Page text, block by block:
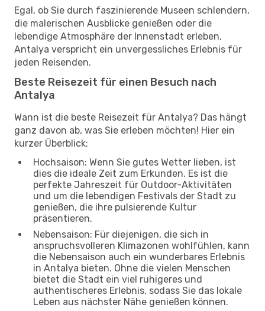
Egal, ob Sie durch faszinierende Museen schlendern,
die malerischen Ausblicke genießen oder die
lebendige Atmosphäre der Innenstadt erleben,
Antalya verspricht ein unvergessliches Erlebnis für
jeden Reisenden.
Beste Reisezeit für einen Besuch nach
Antalya
Wann ist die beste Reisezeit für Antalya? Das hängt
ganz davon ab, was Sie erleben möchten! Hier ein
kurzer Überblick:
Hochsaison: Wenn Sie gutes Wetter lieben, ist
dies die ideale Zeit zum Erkunden. Es ist die
perfekte Jahreszeit für Outdoor-Aktivitäten
und um die lebendigen Festivals der Stadt zu
genießen, die ihre pulsierende Kultur
präsentieren.
Nebensaison: Für diejenigen, die sich in
anspruchsvolleren Klimazonen wohlfühlen, kann
die Nebensaison auch ein wunderbares Erlebnis
in Antalya bieten. Ohne die vielen Menschen
bietet die Stadt ein viel ruhigeres und
authentischeres Erlebnis, sodass Sie das lokale
Leben aus nächster Nähe genießen können.